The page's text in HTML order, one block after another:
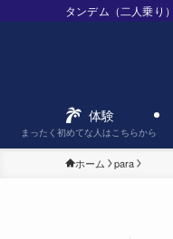
タンデム（二人乗り
体験
まったく初めてな人はこちらから
ホーム para